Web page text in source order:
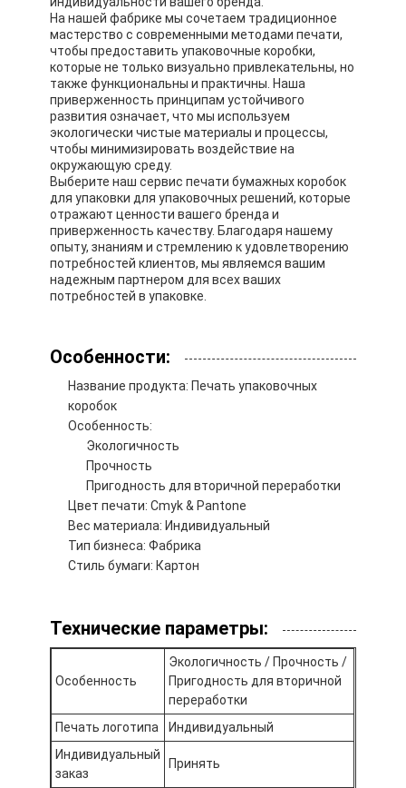
Домой
О нас
Экскурсия по заводу
Контроль качества
Связаться с нами
Новости
Косметическая упаковывая коробка
Коробка для упаковки электроники
бумажные сумки подарка
Твердая подарочная коробка
На нашей фабрике мы сочетаем традиционное
мастерство с современными методами печати,
чтобы предоставить упаковочные коробки,
которые не только визуально привлекательны, но
также функциональны и практичны. Наша
приверженность принципам устойчивого
развития означает, что мы используем
экологически чистые материалы и процессы,
чтобы минимизировать воздействие на
окружающую среду.
Выберите наш сервис печати бумажных коробок
для упаковки для упаковочных решений, которые
отражают ценности вашего бренда и
приверженность качеству. Благодаря нашему
опыту, знаниям и стремлению к удовлетворению
потребностей клиентов, мы являемся вашим
надежным партнером для всех ваших
потребностей в упаковке.
Особенности:
Название продукта: Печать упаковочных
коробок
Особенность:
Экологичность
Прочность
Пригодность для вторичной переработки
Цвет печати: Cmyk & Pantone
Вес материала: Индивидуальный
Тип бизнеса: Фабрика
Стиль бумаги: Картон
Технические параметры:
Особенность
Экологичность / Прочность /
Пригодность для вторичной
переработки
Печать логотипа
Индивидуальный
Индивидуальный
заказ
Принять